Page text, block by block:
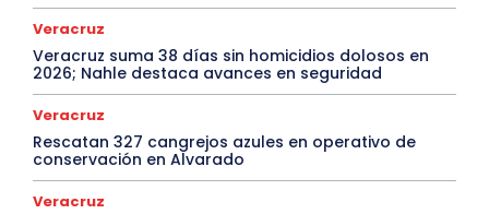
Veracruz
Veracruz suma 38 días sin homicidios dolosos en
2026; Nahle destaca avances en seguridad
Veracruz
Rescatan 327 cangrejos azules en operativo de
conservación en Alvarado
Veracruz